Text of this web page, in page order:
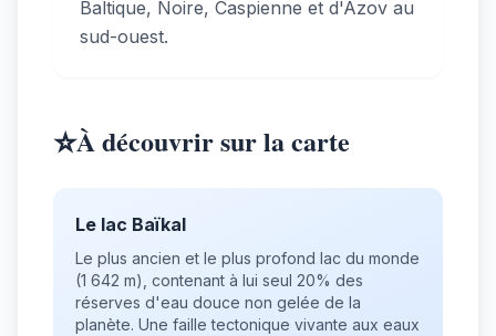
Baltique, Noire, Caspienne et d'Azov au
sud-ouest.
⭐À découvrir sur la carte
Le lac Baïkal
Le plus ancien et le plus profond lac du monde
(1 642 m), contenant à lui seul 20% des
réserves d'eau douce non gelée de la
planète. Une faille tectonique vivante aux eaux